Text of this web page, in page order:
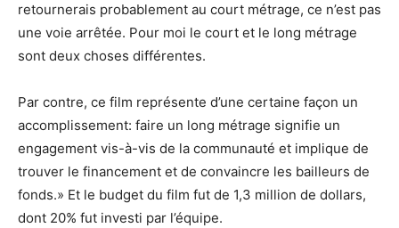
retournerais probablement au court métrage, ce n’est pas
une voie arrêtée. Pour moi le court et le long métrage
sont deux choses différentes.
Par contre, ce film représente d’une certaine façon un
accomplissement: faire un long métrage signifie un
engagement vis-à-vis de la communauté et implique de
trouver le financement et de convaincre les bailleurs de
fonds.» Et le budget du film fut de 1,3 million de dollars,
dont 20% fut investi par l’équipe.